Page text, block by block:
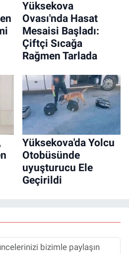
Yüksekova
Ovası'nda Hasat
Mesaisi Başladı:
Çiftçi Sıcağa
Rağmen Tarlada
Yüksekova'da Yolcu
Otobüsünde
uyuşturucu Ele
Geçirildi